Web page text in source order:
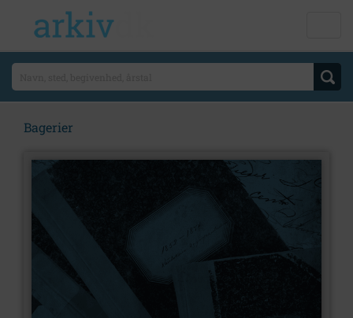
Bagerier